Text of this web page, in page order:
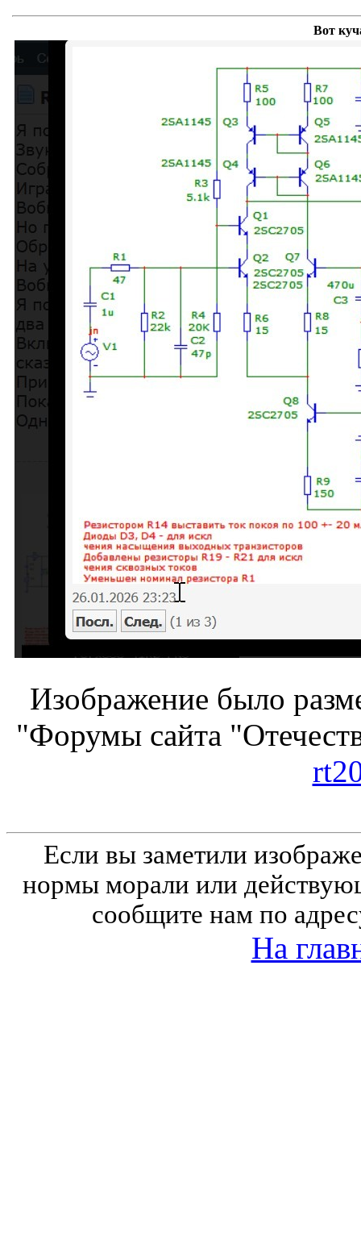
Вот
Изображение было
"Форумы сайта
Если вы заметили
нормы морали или
сообщите нам по
На